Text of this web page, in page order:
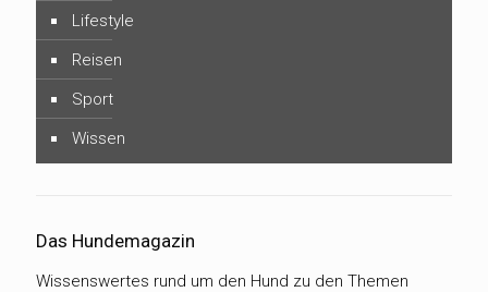
Lifestyle
Reisen
Sport
Wissen
Das Hundemagazin
Wissenswertes rund um den Hund zu den Themen